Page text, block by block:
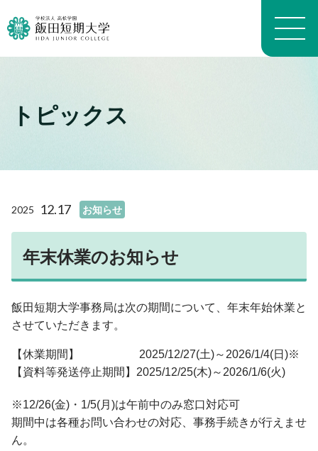
大学概要トップ
学科・専攻の教育目的
教員プロフィール（名前）
沿革
よくある質問 FAQ
学科案内トップ
生活科学学科介護福祉専攻
生活科学学科食物栄養専攻
幼児教育学科
地域看護学専攻
助産学専攻
基礎教養科目・ゼミナール
施設トップ
進路トップ
就職
進学・編入学
キャンパスライフトップ
学生生活経済学
クラブ・同好会
入試情報トップ
入学手続・納入金・授業料
図書館トップ
利用案内
利用規程
図書館活用術
オープンキャンパス
公開講座トップ
地域連携センター
トピックス
2025 12.17 お知らせ
年末休業のお知らせ
飯田短期大学事務局は次の期間について、年末年始休業と
させていただきます。
【休業期間】 2025/12/27(土)～2026/1/4(日)※
【資料等発送停止期間】2025/12/25(木)～2026/1/6(火)
※12/26(金)・1/5(月)は午前中のみ窓口対応可
期間中は各種お問い合わせの対応、事務手続きが行えませ
ん。